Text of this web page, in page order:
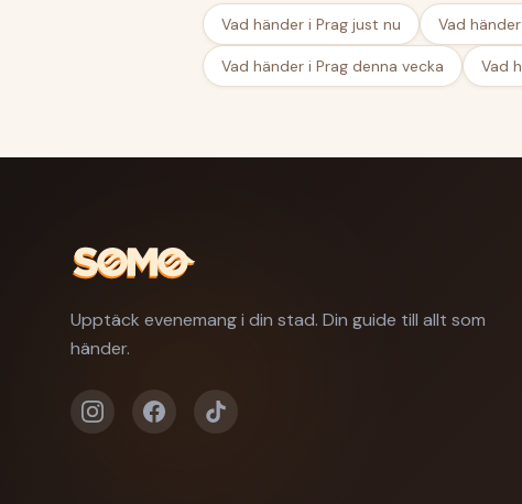
Vad händer i Prag just nu Vad
Vad händer i Prag denna vecka Vad
Upptäck evenemang i din stad. Din guide till allt som
händer.